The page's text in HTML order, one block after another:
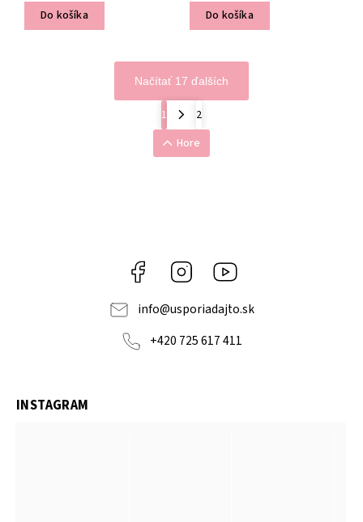
Do košíka Do košíka
Načítať 17 ďalších
1
2
Hore
Facebook Instagram
info@usporiadajto.sk
+420 725 617 411
INSTAGRAM